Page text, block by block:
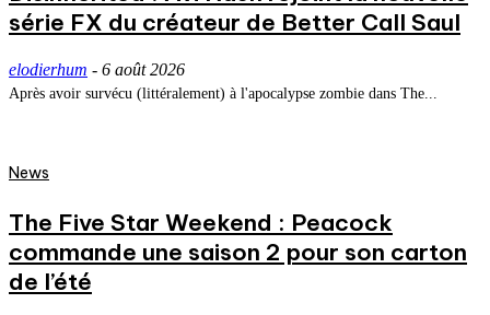
série FX du créateur de Better Call Saul
elodierhum - 6 août 2026
Après avoir survécu (littéralement) à l'apocalypse zombie dans The...
News
The Five Star Weekend : Peacock
commande une saison 2 pour son carton
de l’été